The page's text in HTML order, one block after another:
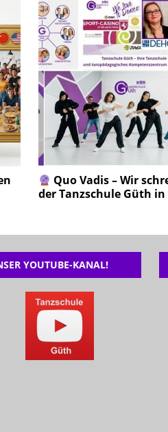
Quo Vadis – Wir
der Tanzschule Güth
YOUTUBE-KANAL!